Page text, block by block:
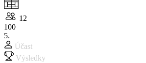
12
100
5.
Účast
Výsledky